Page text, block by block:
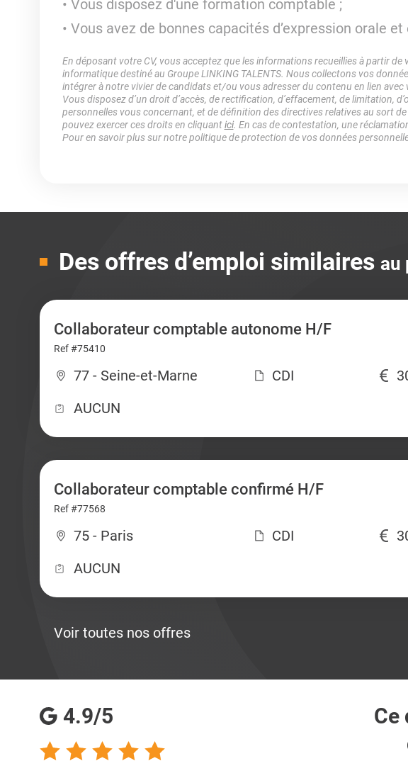
Vous disposez d'une formation comptable ;
Vous avez de bonnes capacités d’expression orale et
En déposant votre CV, vous acceptez que les informations recueillies à partir de
informatique destiné au Groupe LINKING TALENTS. Nous collectons vos
intégrer à notre vivier de candidats et/ou vous adresser du contenu en lien avec
Vous disposez d’un droit d’accès, de rectification, d’effacement, de limitation,
personnelles vous concernant, et de définition des directives relatives au sort
pouvez exercer ces droits en cliquantici. En cas de contestation, une
Pour en savoir plus sur notre politique de protection de vos données
Des offres d’emploi similaires au
Collaborateur comptable autonome H/F
Ref #75410
77 - Seine-et-Marne CDI
AUCUN
Collaborateur comptable confirmé H/F
Ref #77568
75 - Paris CDI
AUCUN
Voir toutes nos offres
4.9/5
Ce